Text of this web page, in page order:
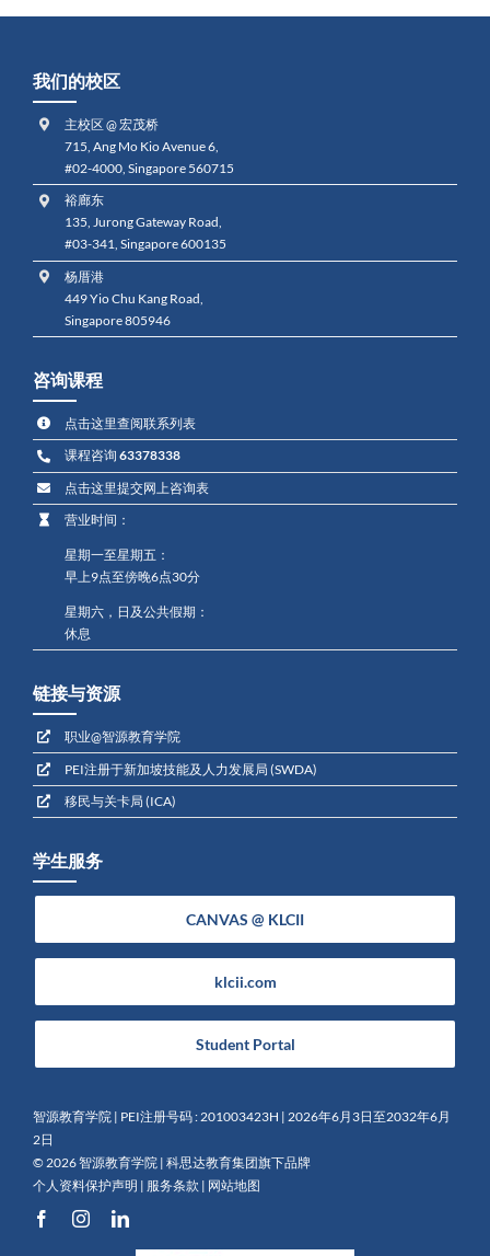
我们的校区
主校区 @ 宏茂桥
715, Ang Mo Kio Avenue 6,
#02-4000, Singapore 560715
裕廊东
135, Jurong Gateway Road,
#03-341, Singapore 600135
杨厝港
449 Yio Chu Kang Road,
Singapore 805946
咨询课程
点击这里查阅联系列表
课程咨询 63378338
点击这里提交网上咨询表
营业时间：
星期一至星期五：
早上9点至傍晚6点30分
星期六，日及公共假期：
休息
链接与资源
职业@智源教育学院
PEI注册于新加坡技能及人力发展局 (SWDA)
移民与关卡局 (ICA)
学生服务
CANVAS @ KLCII
klcii.com
Student Portal
智源教育学院 | PEI注册号码 : 201003423H | 2026年6月3日至2032年6月
2日
© 2026 智源教育学院 | 科思达教育集团旗下品牌
个人资料保护声明 | 服务条款 | 网站地图